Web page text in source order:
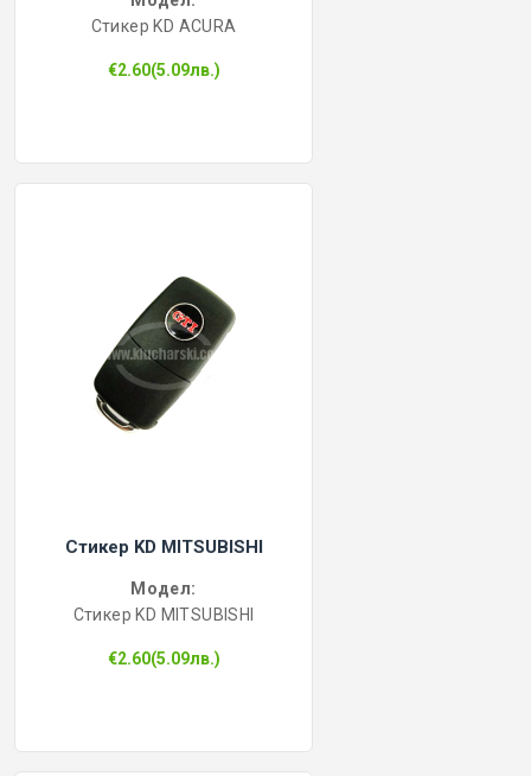
Стикер KD ACURA
€2.60(5.09лв.)
Стикер KD MITSUBISHI
Модел:
Стикер KD MITSUBISHI
€2.60(5.09лв.)